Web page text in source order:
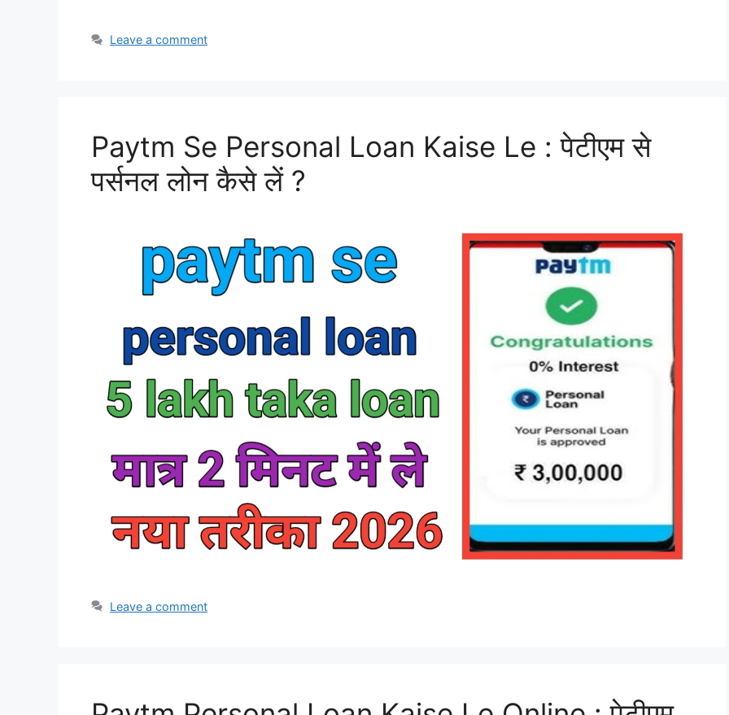
Leave a comment
Paytm Se Personal Loan Kaise Le : पेटीएम से
पर्सनल लोन कैसे लें ?
Leave a comment